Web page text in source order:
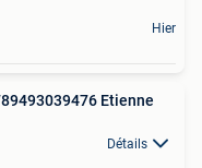
Hier
Etienne
Détails